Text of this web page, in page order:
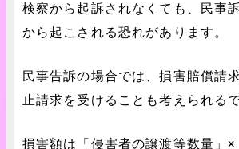
検察から起訴されなくても、民事
から起こされる恐れがあります。
民事告訴の場合では、損害賠償請
止請求を受けることも考えられる
損害額は「侵害者の譲渡等数量」